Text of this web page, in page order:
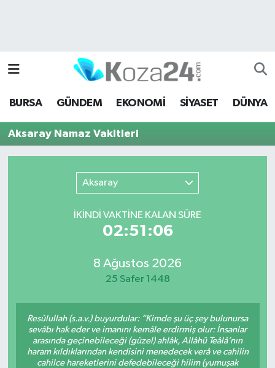
BURSA GÜNDEM EKONOMİ SİYASET DÜNYA
Aksaray Namaz Vakitleri
Aksaray
İKINDI VAKTİNE KALAN SÜRE
02:51:06
8 Ağustos 2026
25 Safer 1448
Resûlullah (s.a.v.) buyurdular: “Kimde şu üç şey bulunursa
sevâbı hak eder ve imanını kemâle erdirmiş olur: İnsanlar
arasında geçinebileceği (güzel) ahlâk, Allâhü Teâlâ’nın
haram kıldıklarından kendisini menedecek verâ ve cahilin
cahilce hareketlerini defedebileceği hilim (yumuşak
Bursa Hava Durumu
Bursa Namaz Vakitleri
Bursa Trafik Yoğunluk Haritası
Süper Lig Puan Durumu ve Fikstür
Son Dakika Haberleri